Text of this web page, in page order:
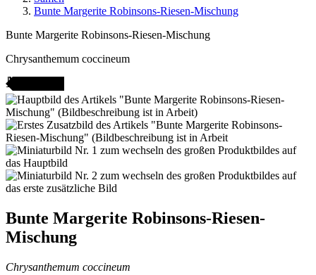
Bunte Margerite Robinsons-Riesen-Mischung
Bunte Margerite Robinsons-Riesen-Mischung
Chrysanthemum coccineum
Bunte Margerite Robinsons-Riesen-
Mischung
Chrysanthemum coccineum